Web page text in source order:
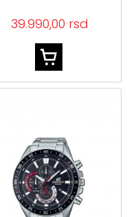
39.990,00 rsd